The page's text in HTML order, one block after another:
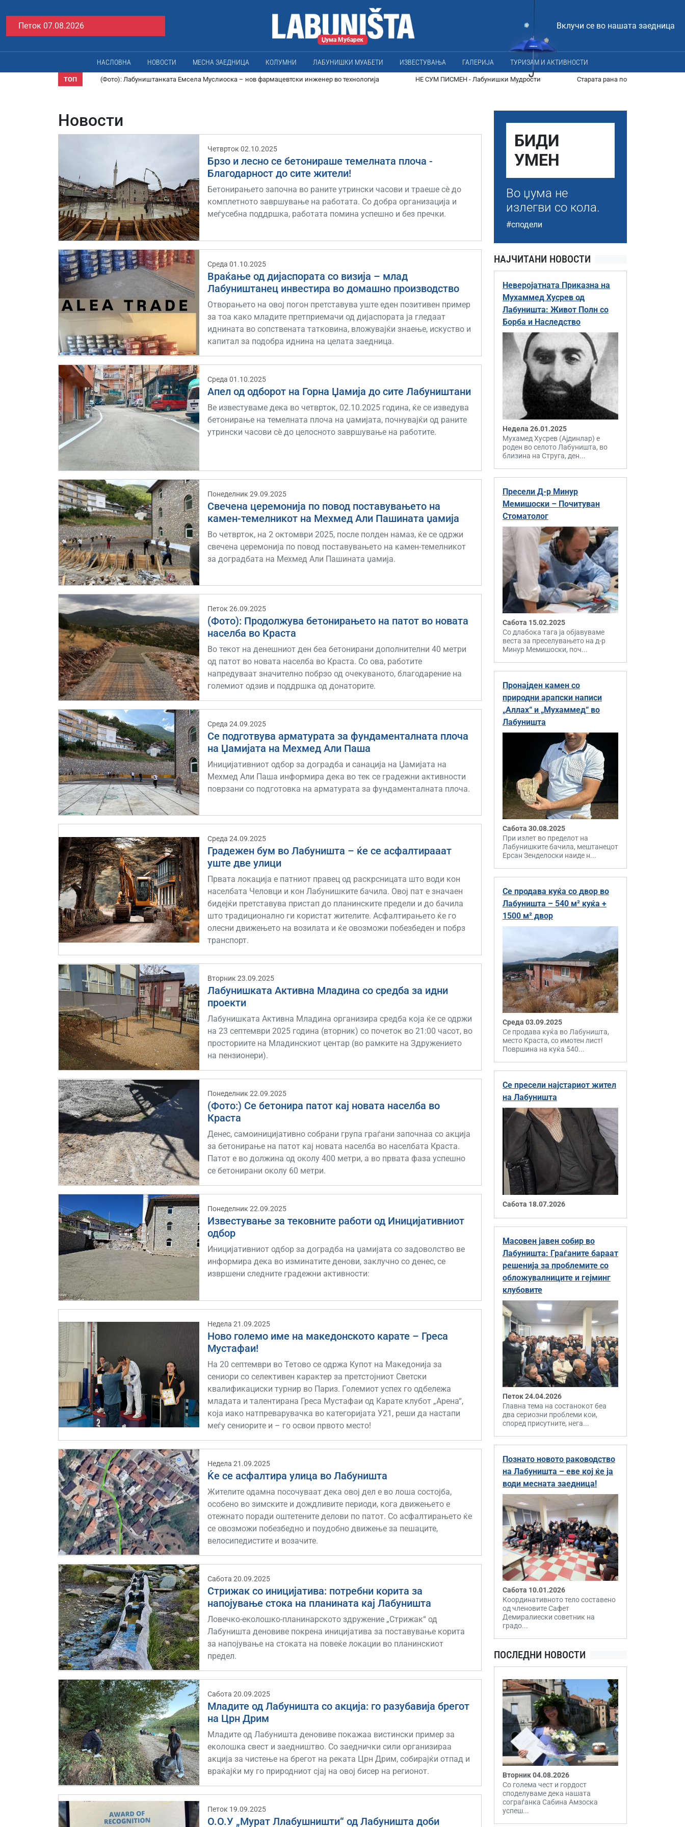
Петок 07.08.2026
Џума Мубарек
Вклучи се во нашата заедница
НАСЛОВНА НОВОСТИ МЕСНА ЗАЕДНИЦА КОЛУМНИ ЛАБУНИШКИ МУАБЕТИ ИЗВЕСТУВАЊА ГАЛЕРИЈА ТУРИЗАМ И АКТИВНОСТИ
ТОП
(Фото): Лабуништанката Емсела Муслиоска – нов фармацевтски инженер во технологија НЕ СУМ ПИСМЕН - Лабунишки Мудрости Старата рана повторно се отвора…
Новости
Четврток 02.10.2025
Брзо и лесно се бетонираше темелната плоча -
Благодарност до сите жители!
Бетонирањето започна во раните утрински часови и траеше сè до
комплетното завршување на работата. Со добра организација и
меѓусебна поддршка, работата помина успешно и без пречки.
Среда 01.10.2025
Враќање од дијаспората со визија – млад
Лабуништанец инвестира во домашно производство
Отворањето на овој погон претставува уште еден позитивен пример
за тоа како младите претприемачи од дијаспората ја гледаат
иднината во сопствената татковина, вложувајќи знаење, искуство и
капитал за подобра иднина на целата заедница.
Среда 01.10.2025
Апел од одборот на Горна Џамија до сите Лабуништани
Ве известуваме дека во четврток, 02.10.2025 година, ќе се изведува
бетонирање на темелната плоча на џамијата, почнувајќи од раните
утрински часови сè до целосното завршување на работите.
Понеделник 29.09.2025
Свечена церемонија по повод поставувањето на
камен-темелникот на Мехмед Али Пашината џамија
Во четврток, на 2 октомври 2025, после полден намаз, ќе се одржи
свечена церемонија по повод поставувањето на камен-темелникот
за доградбата на Мехмед Али Пашината џамија.
Петок 26.09.2025
(Фото): Продолжува бетонирањето на патот во новата
населба во Краста
Во текот на денешниот ден беа бетонирани дополнителни 40 метри
од патот во новата населба во Краста. Со ова, работите
напредуваат значително побрзо од очекуваното, благодарение на
големиот одзив и поддршка од донаторите.
Среда 24.09.2025
Се подготвува арматурата за фундаменталната плоча
на Џамијата на Мехмед Али Паша
Иницијативниот одбор за доградба и санација на Џамијата на
Мехмед Али Паша информира дека во тек се градежни активности
поврзани со подготовка на арматурата за фундаменталната плоча.
Среда 24.09.2025
Градежен бум во Лабуништа – ќе се асфалтирааат
уште две улици
Првата локација е патниот правец од раскрсницата што води кон
населбата Человци и кон Лабунишките бачила. Овој пат е значаен
бидејќи претставува пристап до планинските предели и до бачила
што традиционално ги користат жителите. Асфалтирањето ќе го
олесни движењето на возилата и ќе овозможи побезбеден и побрз
транспорт.
Вторник 23.09.2025
Лабунишката Активна Младина со средба за идни
проекти
Лабунишката Активна Младина организира средба која ќе се одржи
на 23 септември 2025 година (вторник) со почеток во 21:00 часот, во
просториите на Младинскиот центар (во рамките на Здружението
на пензионери).
Понеделник 22.09.2025
(Фото:) Се бетонира патот кај новата населба во
Краста
Денес, самоиницијативно собрани група граѓани започнаа со акција
за бетонирање на патот кај новата населба во населбата Краста.
Патот е во должина од околу 400 метри, а во првата фаза успешно
се бетонирани околу 60 метри.
Понеделник 22.09.2025
Известување за тековните работи од Иницијативниот
одбор
Иницијативниот одбор за доградба на џамијата со задоволство ве
информира дека во изминатите денови, заклучно со денес, се
извршени следните градежни активности:
Недела 21.09.2025
Ново големо име на македонското карате – Греса
Мустафаи!
На 20 септември во Тетово се одржа Купот на Македонија за
сениори со селективен карактер за претстојниот Светски
квалификациски турнир во Париз. Големиот успех го одбележа
младата и талентирана Греса Мустафаи од Карате клубот „Арена“,
која иако натпреварувачка во категоријата У21, реши да настапи
меѓу сениорите и – го освои првото место!
Недела 21.09.2025
Ќе се асфалтира улица во Лабуништа
Жителите одамна посочуваат дека овој дел е во лоша состојба,
особено во зимските и дождливите периоди, кога движењето е
отежнато поради оштетените делови по патот. Со асфалтирањето ќе
се овозможи побезбедно и поудобно движење за пешаците,
велосипедистите и возачите.
Сабота 20.09.2025
Стрижак со иницијатива: потребни корита за
напојување стока на планината кај Лабуништa
Ловечко-еколошко-планинарското здружение „Стрижак“ од
Лабуништa деновиве покрена иницијатива за поставување корита
за напојување на стоката на повеќе локации во планинскиот
предел.
Сабота 20.09.2025
Младите од Лабуништа со акција: го разубавија брегот
на Црн Дрим
Младите од Лабуништa деновиве покажаа вистински пример за
еколошка свест и заедништво. Со заеднички сили организираа
акција за чистење на брегот на реката Црн Дрим, собирајќи отпад и
враќајќи му го природниот сјај на овој бисер на регионот.
Петок 19.09.2025
О.О.У „Мурат Ллабушништи“ од Лабуништа доби
БИДИ
УМЕН
Во џума не
излегви со кола.
#сподели
НАЈЧИТАНИ НОВОСТИ
Неверојатната Приказна на
Мухаммед Хусрев од
Лабуништа: Живот Полн со
Борба и Наследство
Недела 26.01.2025
Мухамед Хусрев (Ајдинлар) е
роден во селото Лабуништа, во
близина на Струга, ден...
Пресели Д-р Минур
Мемишоски – Почитуван
Стоматолог
Сабота 15.02.2025
Со длабока тага ја објавуваме
веста за преселувањето на д-р
Минур Мемишоски, поч...
Пронајден камен со
природни арапски написи
„Аллах“ и „Мухаммед“ во
Лабуништа
Сабота 30.08.2025
При излет во пределот на
Лабунишките бачила, мештанецот
Ерсан Зенделоски наиде н...
Се продава куќа со двор во
Лабуништа – 540 м² куќа +
1500 м² двор
Среда 03.09.2025
Се продава куќа во Лабуништа,
место Краста, со имотен лист!
Површина на куќа 540...
Се пресели најстариот жител
на Лабуништа
Сабота 18.07.2026
Масовен јавен собир во
Лабуништа: Граѓаните бараат
решенија за проблемите со
обложувалниците и гејминг
клубовите
Петок 24.04.2026
Главна тема на состанокот беа
два сериозни проблеми кои,
според присутните, нега...
Познато новото раководство
на Лабуништа – еве кој ќе ја
води месната заедница!
Сабота 10.01.2026
Координативното тело составено
од членовите Сафет
Демиралиески советник на
градо...
ПОСЛЕДНИ НОВОСТИ
Вторник 04.08.2026
Со голема чест и гордост
споделуваме дека нашата
сограѓанка Сабина Амзоска
успеш...